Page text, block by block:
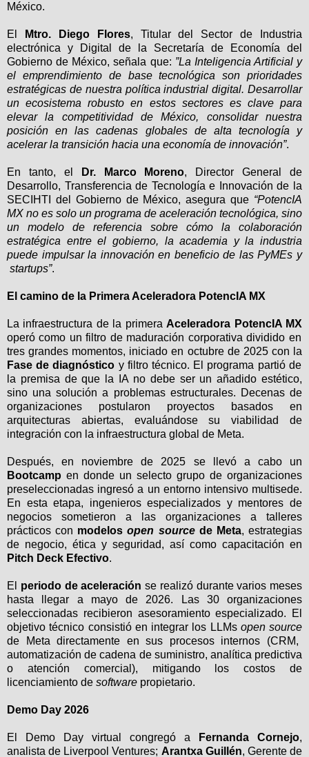
México.
El Mtro. Diego Flores, Titular del Sector de Industria
electrónica y Digital de la Secretaría de Economía del
Gobierno de México, señala que: ”La Inteligencia Artificial y
el emprendimiento de base tecnológica son prioridades
estratégicas de nuestra política industrial digital. Desarrollar
un ecosistema robusto en estos sectores es clave para
elevar la competitividad de México, consolidar nuestra
posición en las cadenas globales de alta tecnología y
acelerar la transición hacia una economía de innovación”.
En tanto, el Dr. Marco Moreno, Director General de
Desarrollo, Transferencia de Tecnología e Innovación de la
SECIHTI del Gobierno de México, asegura que “PotencIA
MX no es solo un programa de aceleración tecnológica, sino
un modelo de referencia sobre cómo la colaboración
estratégica entre el gobierno, la academia y la industria
puede impulsar la innovación en beneficio de las PyMEs y
startups”.
El camino de la Primera Aceleradora PotencIA MX
La infraestructura de la primera Aceleradora PotencIA MX
operó como un filtro de maduración corporativa dividido en
tres grandes momentos, iniciado en octubre de 2025 con la
Fase de diagnóstico y filtro técnico. El programa partió de
la premisa de que la IA no debe ser un añadido estético,
sino una solución a problemas estructurales. Decenas de
organizaciones postularon proyectos basados en
arquitecturas abiertas, evaluándose su viabilidad de
integración con la infraestructura global de Meta.
Después, en noviembre de 2025 se llevó a cabo un
Bootcamp en donde un selecto grupo de organizaciones
preseleccionadas ingresó a un entorno intensivo multisede.
En esta etapa, ingenieros especializados y mentores de
negocios sometieron a las organizaciones a talleres
prácticos con modelosopen sourcede Meta, estrategias
de negocio, ética y seguridad, así como capacitación en
Pitch Deck Efectivo.
El periodo de aceleración se realizó durante varios meses
hasta llegar a mayo de 2026. Las 30 organizaciones
seleccionadas recibieron asesoramiento especializado. El
objetivo técnico consistió en integrar los LLMs open source
de Meta directamente en sus procesos internos (CRM,
automatización de cadena de suministro, analítica predictiva
o atención comercial), mitigando los costos de
licenciamiento de software propietario.
Demo Day 2026
El Demo Day virtual congregó a Fernanda Cornejo,
analista de Liverpool Ventures; Arantxa Guillén, Gerente de